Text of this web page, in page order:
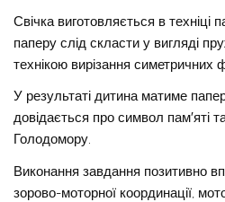
Свічка виготовляється в техніці
паперу слід скласти у вигляді
технікою вирізання симетричних
У результаті дитина матиме
довідається про символ пам′яті
Голодомору.
Виконання завдання позитивно
зорово-моторної координації,